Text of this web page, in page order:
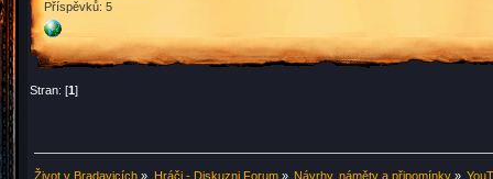
Příspěvků: 5
Stran: [1]
Život v Bradavicích » Hráči - Diskuzni Forum» Návrhy, náměty a připomínky»